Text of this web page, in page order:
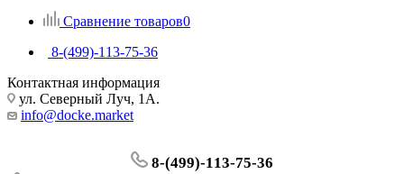
Сравнение товаров0
8-(499)-113-75-36
Контактная информация
ул. Северный Луч, 1А.
info@docke.market
8-(499)-113-75-36